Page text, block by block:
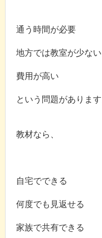
通う時間が必要
地方では教室が少ない
費用が高い
という問題があります
教材なら、
自宅でできる
何度でも見返せる
家族で共有できる